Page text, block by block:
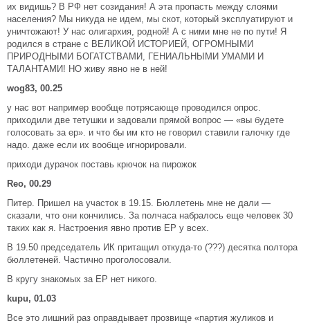
их видишь? В РФ нет созидания! А эта пропасть между слоями
населения? Мы никуда не идем, мы скот, который эксплуатируют и
уничтожают! У нас олигархия, родной! А с ними мне не по пути! Я
родился в стране с ВЕЛИКОЙ ИСТОРИЕЙ, ОГРОМНЫМИ
ПРИРОДНЫМИ БОГАТСТВАМИ, ГЕНИАЛЬНЫМИ УМАМИ И
ТАЛАНТАМИ! НО живу явно не в ней!
wog83, 00.25
у нас вот например вообще потрясающе проводился опрос.
приходили две тетушки и задовали прямой вопрос — «вы будете
голосовать за ер». и что бы им кто не говорил ставили галочку где
надо. даже если их вообще игнорировали.
приходи дурачок поставь крючок на пирожок
Reo, 00.29
Питер. Пришел на участок в 19.15. Бюллетень мне не дали —
сказали, что они кончились. За полчаса набралось еще человек 30
таких как я. Настроения явно против ЕР у всех.
В 19.50 председатель ИК притащил откуда-то (???) десятка полтора
бюллетеней. Частично проголосовали.
В кругу знакомых за ЕР нет никого.
kupu, 01.03
Все это лишний раз оправдывает прозвище «партия жуликов и